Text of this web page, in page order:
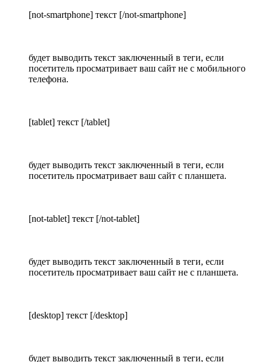
[not-smartphone] текст [/not-smartphone]
будет выводить текст заключенный в теги, если
посетитель просматривает ваш сайт не с мобильного
телефона.
[tablet] текст [/tablet]
будет выводить текст заключенный в теги, если
посетитель просматривает ваш сайт с планшета.
[not-tablet] текст [/not-tablet]
будет выводить текст заключенный в теги, если
посетитель просматривает ваш сайт не с планшета.
[desktop] текст [/desktop]
будет выводить текст заключенный в теги, если